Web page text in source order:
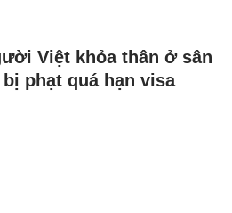
Việt khỏa thân ở sân
phạt quá hạn visa